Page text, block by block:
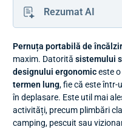
Rezumat AI
Pernuța portabilă de
maxim. Datorită sistemului
designului ergonomiceste
termen lung, fie că este într-
în deplasare. Este util mai
activități, precum plimbări
camping, pescuit sau